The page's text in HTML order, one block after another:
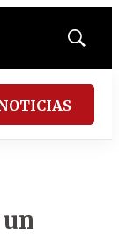
Mostrar
un